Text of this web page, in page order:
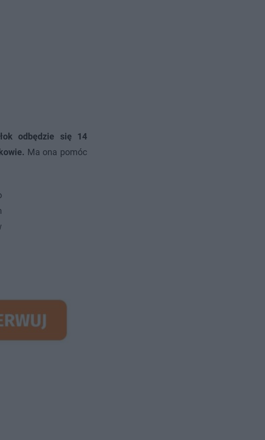
odbędzie się 14
Ma ona pomóc